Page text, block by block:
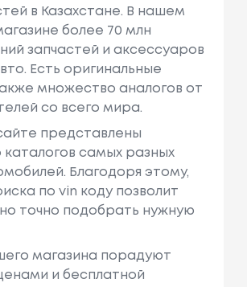
в Казахстане. В нашем
более 70 млн
запчастей и аксессуаров
Есть оригинальные
множество аналогов от
со всего мира.
представлены
самых разных
Благодоря этому,
по vin коду позволит
точно подобрать нужную
магазина порадуют
и бесплатной